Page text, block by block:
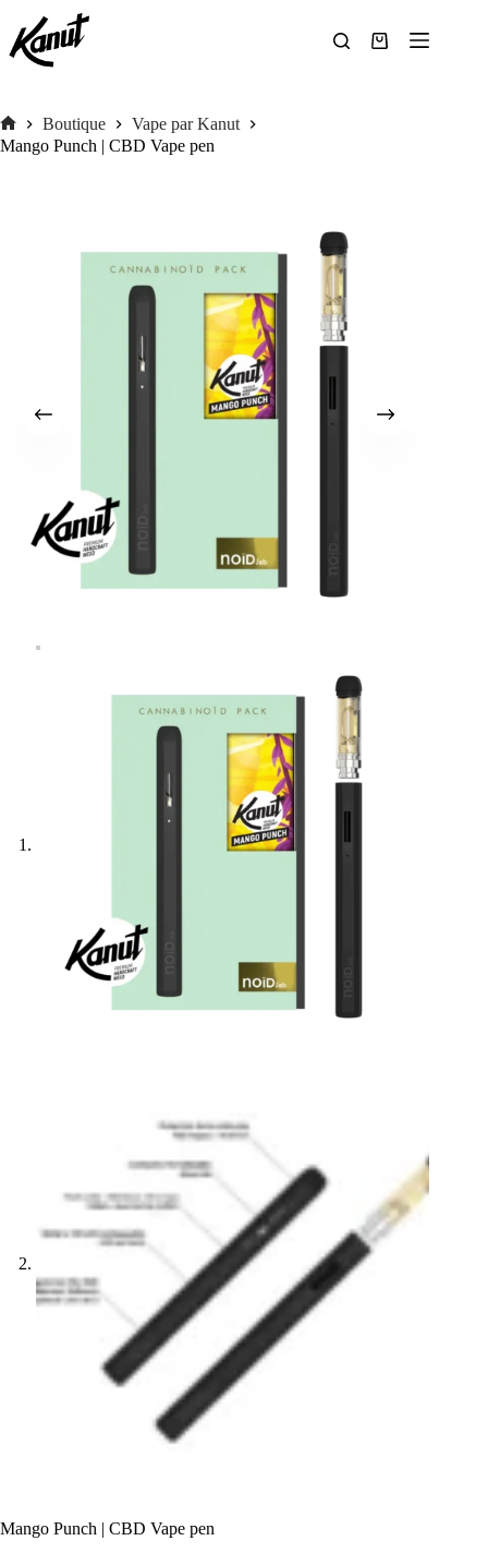
contenu
Panier
Accueil
Boutique
Vape par Kanut
Mango Punch | CBD Vape pen
Mango Punch | CBD Vape pen